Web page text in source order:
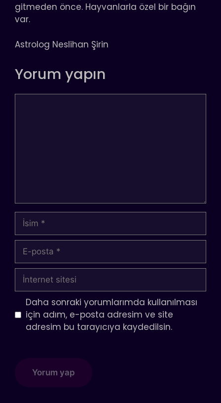
gitmeden önce. Hayvanlarla özel bir bağın
var.
Astrolog Neslihan Şirin
Yorum yapın
İsim
posta
İnternet
sitesi
Daha sonraki yorumlarımda kullanılması
için adım, e-posta adresim ve site
adresim bu tarayıcıya kaydedilsin.